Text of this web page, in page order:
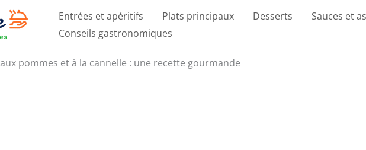
Entrées et apéritifs Plats principaux Desserts Sauces et
Conseils gastronomiques
pommes et à la cannelle : une recette gourmande